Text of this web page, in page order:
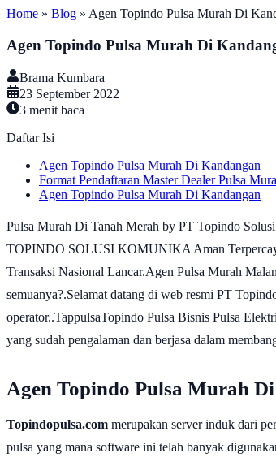
Home » Blog » Agen Topindo Pulsa Murah Di
Agen Topindo Pulsa Murah Di
Brama Kumbara
23 September 2022
3 menit baca
Daftar Isi
Agen Topindo Pulsa Murah Di Kandangan
Format Pendaftaran Master Dealer Pulsa
Agen Topindo Pulsa Murah Di Kandangan
Pulsa Murah Di Tanah Merah by PT Topindo
TOPINDO SOLUSI KOMUNIKA Aman
Transaksi Nasional Lancar.Agen Pulsa Murah
semuanya?.Selamat datang di web resmi PT
operator..TappulsaTopindo Pulsa Bisnis Pulsa
yang sudah pengalaman dan berjasa dalam
Agen Topindo Pulsa Murah
Topindopulsa.com merupakan server induk dari
pulsa yang mana software ini telah banyak